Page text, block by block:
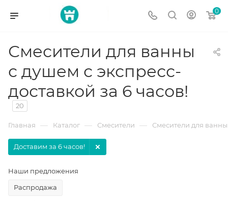
0
Смесители для ванны
с душем с экспресс-
доставкой за 6 часов!
20
Главная — Каталог — Смесители — Смесители для
Доставим за 6 часов!
Наши предложения
Распродажа